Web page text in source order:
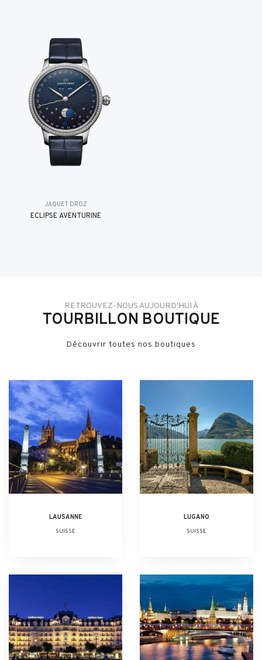
JAQUET DROZ
ÉCLIPSE AVENTURINE
RETROUVEZ-NOUS AUJOURD'HUI À
TOURBILLON BOUTIQUE
Découvrir toutes nos boutiques
LAUSANNE
SUISSE
LUGANO
SUISSE